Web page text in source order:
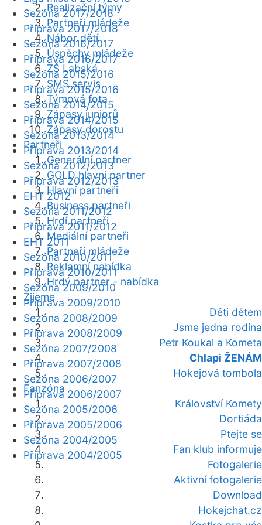
Realizační týmy
Partneři mládeže
Nábor dětí
Úspěchy mládeže
ZŠ Labská
SMS servis
Týmová fota
Zápasy juniorů
Zápasy dorostu
Partneři
Generální partner
GOLD hlavní partner
Hlavní partneři
Business partneři
Hrdí partneři
Mediální partneři
Partneři mládeže
Reklamní nabídka
Hrdý partner - nabídka
Žijeme
Děti dětem
Jsme jedna rodina
Petr Koukal a Kometa
Chlapi ŽENÁM
Hokejová tombola
Fanzóna
Království Komety
Dortiáda
Ptejte se
Fan klub informuje
Fotogalerie
Aktivní fotogalerie
Download
Hokejchat.cz
Sezóna 2017/2018
Příprava 2017/2018
Sezóna 2016/2017
Příprava 2016/2017
Sezóna 2015/2016
Příprava 2015/2016
Sezóna 2014/2015
Příprava 2014/2015
Sezóna 2013/2014
Příprava 2013/2014
Sezóna 2012/2013
Příprava 2012/2013
EHT 2012
Sezóna 2011/2012
Příprava 2011/2012
EHT 2011
Sezóna 2010/2011
Příprava 2010/2011
Sezóna 2009/2010
Příprava 2009/2010
Sezóna 2008/2009
Příprava 2008/2009
Sezóna 2007/2008
Příprava 2007/2008
Sezóna 2006/2007
Příprava 2006/2007
Sezóna 2005/2006
Příprava 2005/2006
Sezóna 2004/2005
Příprava 2004/2005